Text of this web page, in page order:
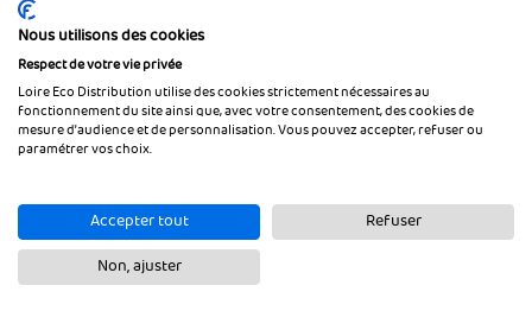
Suivez-nous
Nous utilisons des cookies
Respect de votre vie privée
Loire Eco Distribution utilise des cookies strictement nécessaires au
fonctionnement du site ainsi que, avec votre consentement, des cookies de
mesure d’audience et de personnalisation. Vous pouvez accepter, refuser ou
paramétrer vos choix.
Accepter tout
Refuser
Non, ajuster